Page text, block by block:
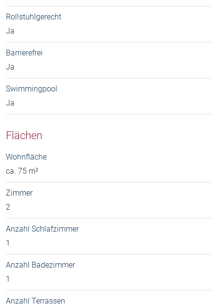
Rollstuhlgerecht
Ja
Barrierefrei
Ja
Swimmingpool
Ja
Flächen
Wohnfläche
ca. 75 m²
Zimmer
2
Anzahl Schlafzimmer
1
Anzahl Badezimmer
1
Anzahl Terrassen